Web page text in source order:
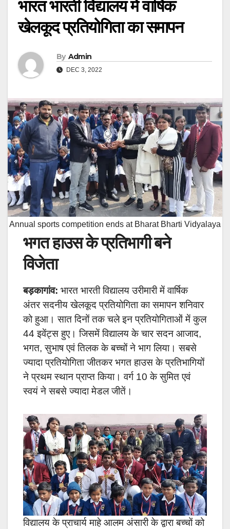
भारत भारती विद्यालय में वार्षिक
खेलकूद प्रतियोगिता का समापन
By Admin
DEC 3, 2022
Annual sports competition ends at Bharat Bharti Vidyalaya
भगत हाउस के प्रतिभागी बने
विजेता
बड़कागांव: भारत भारती विद्यालय उरीमारी में वार्षिक
अंतर सदनीय खेलकूद प्रतियोगिता का समापन शनिवार
को हुआ। सात दिनों तक चले इन प्रतियोगिताओं में कुल
44 इवेंट्स हुए। जिसमें विद्यालय के चार सदन आजाद,
भगत, सुभाष एवं तिलक के बच्चों ने भाग लिया। सबसे
ज्यादा प्रतियोगिता जीतकर भगत हाउस के प्रतिभागियों
ने प्रथम स्थान प्राप्त किया। वर्ग 10 के सुमित एवं
स्वयं ने सबसे ज्यादा मेडल जीतें।
विद्यालय के प्राचार्य माहे आलम अंसारी के द्वारा बच्चों को